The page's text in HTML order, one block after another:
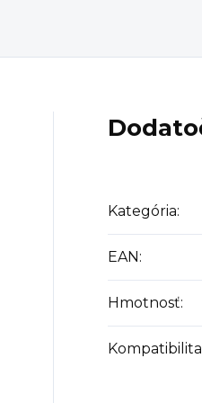
Kategória:
EAN :
Hmotnosť:
Kompatibilita